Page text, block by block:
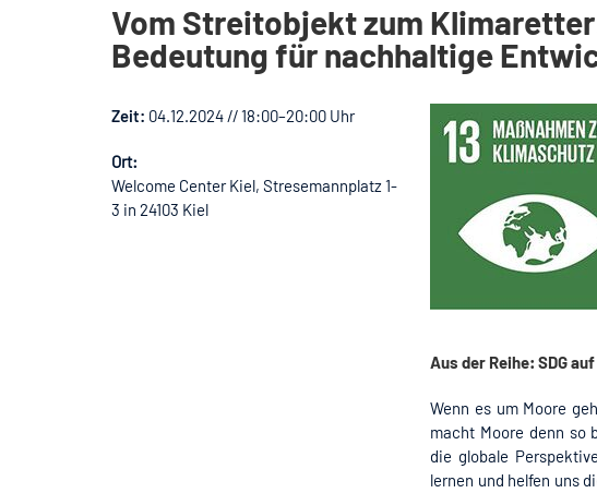
Vom Streitobjekt zum
Bedeutung für nachhaltige
Zeit: 04.12.2024 // 18:00–20:00 Uhr
Ort:
Welcome Center Kiel, Stresemannplatz 1-
3 in 24103 Kiel
Aus der Reihe: SDG
Wenn es um Moore
macht Moore denn so
die globale
lernen und helfen uns